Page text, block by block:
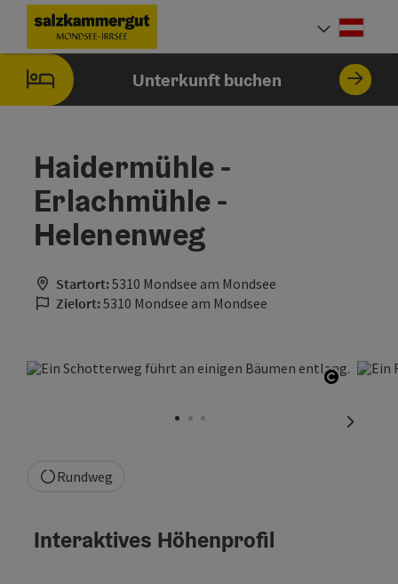
Zum InhaltAccesskey
[0]
Zur NavigationAccesskey
[1]
Zum Seitenanfang
Unterkunft buchen
Haidermühle -
Erlachmühle -
Helenenweg
Startort:5310 Mondsee am Mondsee
Zielort:5310 Mondsee am Mondsee
Rundweg
Interaktives Höhenprofil